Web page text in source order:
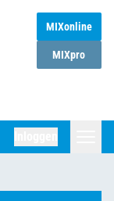
MIXonline
MIXpro